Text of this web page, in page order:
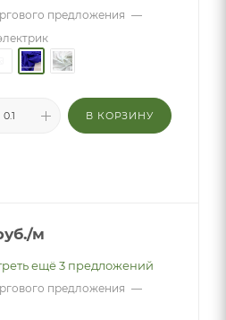
предложения —
В КОРЗИНУ
/м
ещё 3 предложений
предложения —